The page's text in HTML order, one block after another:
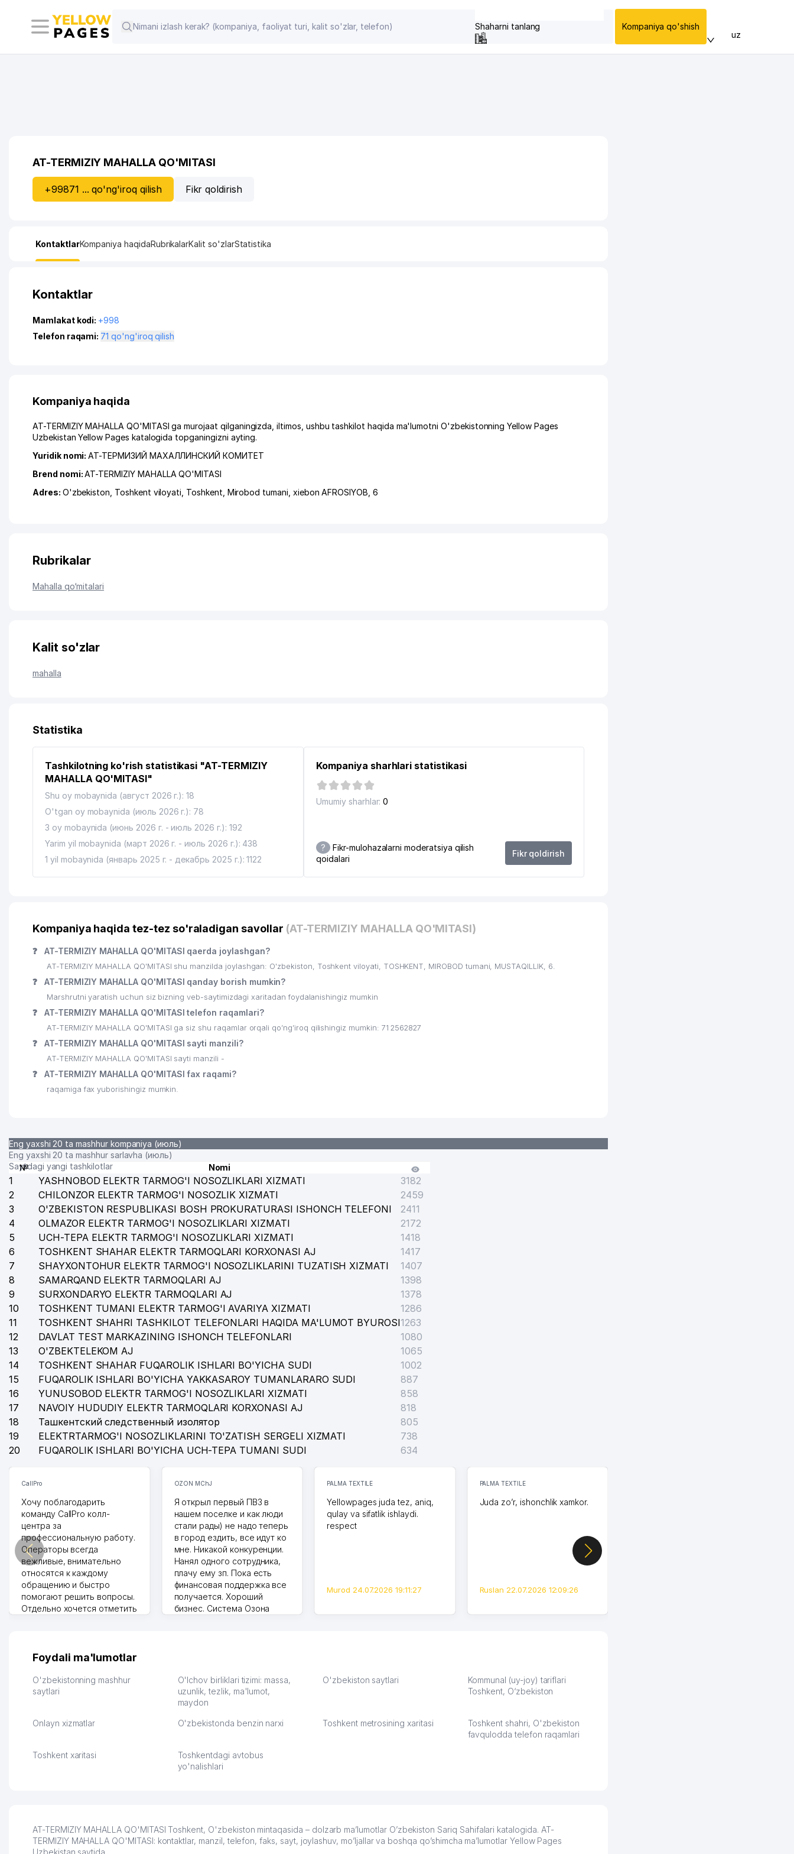
Shaharni tanlang Kompaniya qo'shish
uz
AT-TERMIZIY MAHALLA QO'MITASI
+99871 ... qo'ng'iroq qilish Fikr qoldirish
KontaktlarKompaniya haqidaRubrikalarKalit so'zlarStatistika
Kontaktlar
Mamlakat kodi: +998
Telefon raqami:
71 qo'ng'iroq qilish
Kompaniya haqida
AT-TERMIZIY MAHALLA QO'MITASI ga murojaat qilganingizda, iltimos, ushbu tashkilot haqida ma'lumotni O'zbekistonning Yellow Pages
Uzbekistan Yellow Pages katalogida topganingizni ayting.
Yuridik nomi:АТ-ТЕРМИЗИЙ МАХАЛЛИНСКИЙ КОМИТЕТ
Brend nomi:AT-TERMIZIY MAHALLA QO'MITASI
Adres: O'zbekiston, Toshkent viloyati Toshkent Mirobod tumani xiеbon AFROSIYOB , 6
Rubrikalar
Mahalla qo‘mitalari
Kalit so'zlar
mahalla
Statistika
Tashkilotning ko'rish statistikasi "AT-TERMIZIY
MAHALLA QO'MITASI"
Shu oy mobaynida (август 2026 г.): 18
O'tgan oy mobaynida (июль 2026 г.): 78
3 oy mobaynida (июнь 2026 г. - июль 2026 г.): 192
Yarim yil mobaynida (март 2026 г. - июль 2026 г.): 438
1 yil mobaynida (январь 2025 г. - декабрь 2025 г.): 1122
Kompaniya sharhlari statistikasi
Umumiy sharhlar: 0
?
Fikr-mulohazalarni moderatsiya qilish
qoidalari
Fikr qoldirish
Kompaniya haqida tez-tez so'raladigan savollar (AT-TERMIZIY MAHALLA QO'MITASI)
❓ AT-TERMIZIY MAHALLA QO'MITASI qaerda joylashgan?
AT-TERMIZIY MAHALLA QO'MITASI shu manzilda joylashgan: O'zbekiston, Toshkent viloyati, TOSHKENT, MIROBOD tumani, MUSTAQILLIK, 6.
❓ AT-TERMIZIY MAHALLA QO'MITASI qanday borish mumkin?
Marshrutni yaratish uchun siz bizning veb-saytimizdagi xaritadan foydalanishingiz mumkin
❓ AT-TERMIZIY MAHALLA QO'MITASI telefon raqamlari?
AT-TERMIZIY MAHALLA QO'MITASI ga siz shu raqamlar orqali qo’ng’iroq qilishingiz mumkin: 71 2562827
❓ AT-TERMIZIY MAHALLA QO'MITASI sayti manzili?
AT-TERMIZIY MAHALLA QO'MITASI sayti manzili -
❓ AT-TERMIZIY MAHALLA QO'MITASI fax raqami?
raqamiga fax yuborishingiz mumkin.
Eng yaxshi 20 ta mashhur kompaniya (июль)
Eng yaxshi 20 ta mashhur sarlavha (июль)
Saytdagi yangi tashkilotlar
№ Nomi
1 YASHNOBOD ELEKTR TARMOG'I NOSOZLIKLARI XIZMATI
3182
2
CHILONZOR ELEKTR TARMOG'I NOSOZLIK XIZMATI
2459
3
O'ZBEKISTON RESPUBLIKASI BOSH PROKURATURASI ISHONCH TELEFONI
2411
4
OLMAZOR ELEKTR TARMOG'I NOSOZLIKLARI XIZMATI
2172
5
UCH-TEPA ELEKTR TARMOG'I NOSOZLIKLARI XIZMATI
1418
6
TOSHKENT SHAHAR ELEKTR TARMOQLARI KORXONASI AJ
1417
7
SHAYXONTOHUR ELEKTR TARMOG'I NOSOZLIKLARINI TUZATISH XIZMATI
1407
8
SAMARQAND ELEKTR TARMOQLARI AJ
1398
9
SURXONDARYO ELEKTR TARMOQLARI AJ
1378
10
TOSHKENT TUMANI ELEKTR TARMOG'I AVARIYA XIZMATI
1286
11
TOSHKENT SHAHRI TASHKILOT TELEFONLARI HAQIDA MA'LUMOT BYUROSI1263
12
DAVLAT TEST MARKAZINING ISHONCH TELEFONLARI
1080
13
O'ZBEKTELEKOM AJ
1065
14
TOSHKENT SHAHAR FUQAROLIK ISHLARI BO'YICHA SUDI
1002
15
FUQAROLIK ISHLARI BO'YICHA YAKKASAROY TUMANLARARO SUDI
887
16
YUNUSOBOD ELEKTR TARMOG'I NOSOZLIKLARI XIZMATI
858
17
NAVOIY HUDUDIY ELEKTR TARMOQLARI KORXONASI AJ
818
18
Ташкентский следственный изолятор
805
19
ELEKTRTARMOG'I NOSOZLIKLARINI TO'ZATISH SERGELI XIZMATI
738
20
FUQAROLIK ISHLARI BO'YICHA UCH-TEPA TUMANI SUDI 634
CallPro
Хочу поблагодарить
команду CallPro колл-
центра за
профессиональную работу.
Операторы всегда
вежливые, внимательно
относятся к каждому
обращению и быстро
помогают решить вопросы.
Отдельно хочется отметить
их работе значительно
обслуживания клиентов.
Рекомендую этот колл-
Vip Brand 31.07.2026 11:43:39
OZON MChJ
Я открыл первый ПВЗ в
нашем поселке и как люди
стали рады) не надо теперь
в город ездить, все идут ко
мне. Никакой конкуренции.
Нанял одного сотрудника,
плачу ему зп. Пока есть
финансовая поддержка все
получается. Хороший
бизнес. Система Озона
тут у нас уже есть ПВЗ.
Выгодное дело и
спокойное.
PALMA TEXTILE
Yellowpages juda tez, aniq,
qulay va sifatlik ishlaydi.
respect
Murod 24.07.2026 19:11:27
PALMA TEXTILE
Juda zo’r, ishonchlik xamkor.
Ruslan 22.07.2026 12:09:26
Foydali ma'lumotlar
O'zbekistonning mashhur
saytlari
O'lchov birliklari tizimi: massa,
uzunlik, tezlik, ma'lumot,
maydon
O'zbekiston saytlari
Kommunal (uy-joy) tariflari
Toshkent, O‘zbekiston
Onlayn xizmatlar O'zbekistonda benzin narxi Toshkent metrosining xaritasi
Toshkent shahri, O'zbekiston
favqulodda telefon raqamlari
Toshkent xaritasi
Toshkentdagi avtobus
yo'nalishlari
AT-TERMIZIY MAHALLA QO'MITASI Toshkent, O'zbekiston mintaqasida – dolzarb ma’lumotlar O’zbekiston Sariq Sahifalari katalogida. AT-
TERMIZIY MAHALLA QO'MITASI: kontaktlar, manzil, telefon, faks, sayt, joylashuv, mo’ljallar va boshqa qo’shimcha ma’lumotlar Yellow Pages
Uzbekistan saytida.